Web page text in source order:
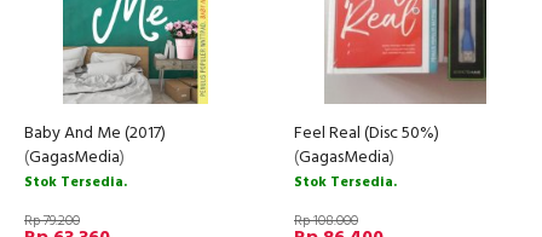
Baby And Me (2017)
(GagasMedia)
Stok Tersedia.
Rp 79.200
Feel Real (Disc 50%)
(GagasMedia)
Stok Tersedia.
Rp 108.000